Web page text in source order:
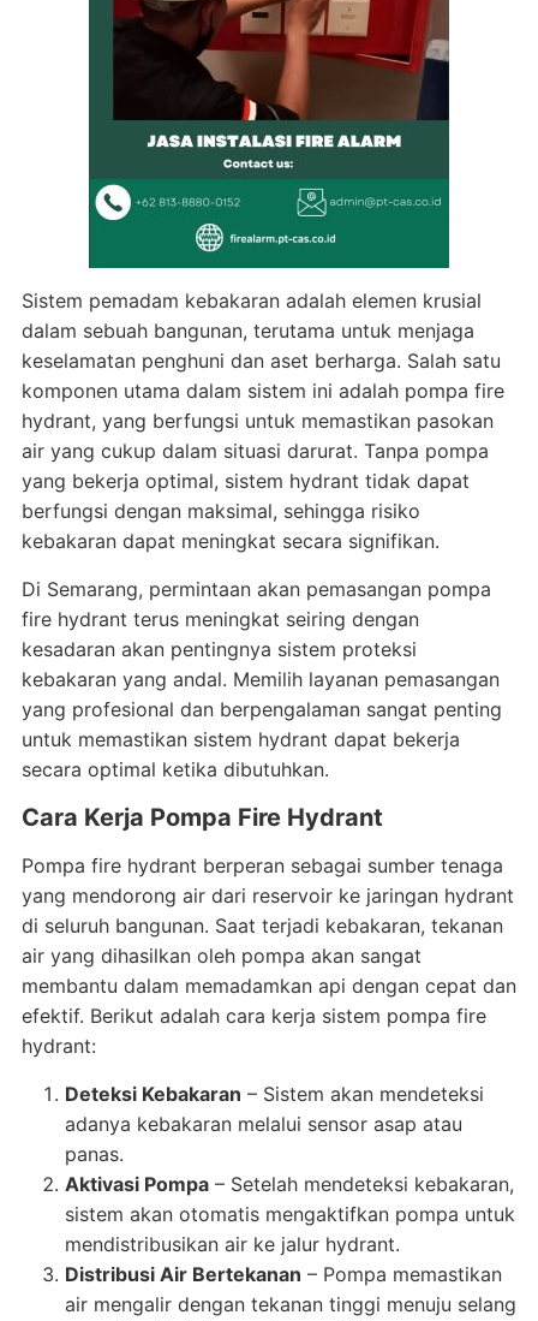
Sistem pemadam kebakaran adalah elemen krusial
dalam sebuah bangunan, terutama untuk menjaga
keselamatan penghuni dan aset berharga. Salah satu
komponen utama dalam sistem ini adalah pompa fire
hydrant, yang berfungsi untuk memastikan pasokan
air yang cukup dalam situasi darurat. Tanpa pompa
yang bekerja optimal, sistem hydrant tidak dapat
berfungsi dengan maksimal, sehingga risiko
kebakaran dapat meningkat secara signifikan.
Di Semarang, permintaan akan pemasangan pompa
fire hydrant terus meningkat seiring dengan
kesadaran akan pentingnya sistem proteksi
kebakaran yang andal. Memilih layanan pemasangan
yang profesional dan berpengalaman sangat penting
untuk memastikan sistem hydrant dapat bekerja
secara optimal ketika dibutuhkan.
Cara Kerja Pompa Fire Hydrant
Pompa fire hydrant berperan sebagai sumber tenaga
yang mendorong air dari reservoir ke jaringan hydrant
di seluruh bangunan. Saat terjadi kebakaran, tekanan
air yang dihasilkan oleh pompa akan sangat
membantu dalam memadamkan api dengan cepat dan
efektif. Berikut adalah cara kerja sistem pompa fire
hydrant:
Deteksi Kebakaran – Sistem akan mendeteksi
adanya kebakaran melalui sensor asap atau
panas.
Aktivasi Pompa– Setelah mendeteksi kebakaran,
sistem akan otomatis mengaktifkan pompa untuk
mendistribusikan air ke jalur hydrant.
Distribusi Air Bertekanan – Pompa memastikan
air mengalir dengan tekanan tinggi menuju selang